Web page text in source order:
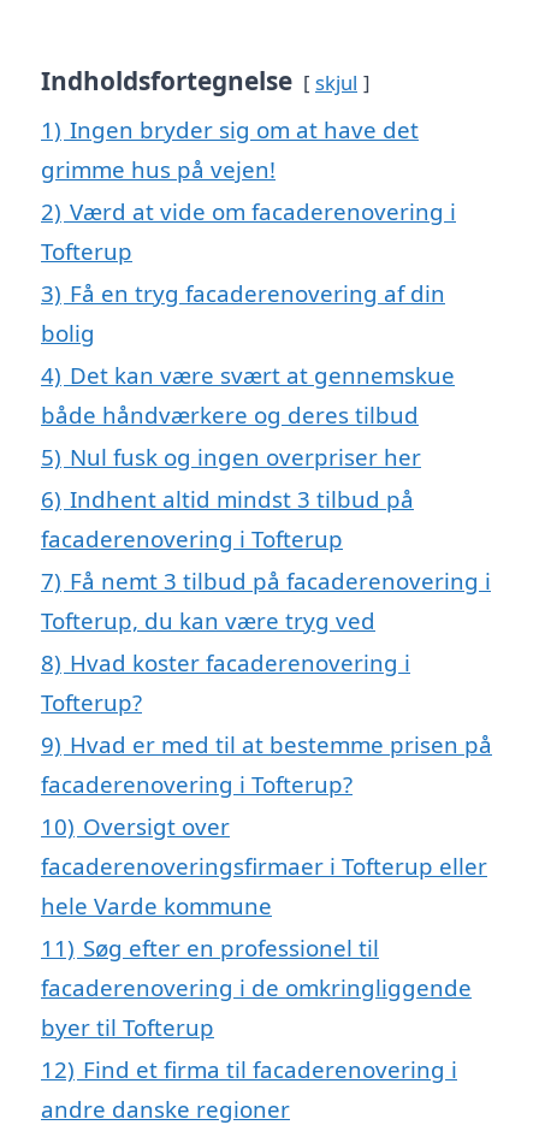
Indholdsfortegnelse skjul
1) Ingen bryder sig om at have det
grimme hus på vejen!
2) Værd at vide om facaderenovering i
Tofterup
3) Få en tryg facaderenovering af din
bolig
4) Det kan være svært at gennemskue
både håndværkere og deres tilbud
5) Nul fusk og ingen overpriser her
6) Indhent altid mindst 3 tilbud på
facaderenovering i Tofterup
7) Få nemt 3 tilbud på facaderenovering i
Tofterup, du kan være tryg ved
8) Hvad koster facaderenovering i
Tofterup?
9) Hvad er med til at bestemme prisen på
facaderenovering i Tofterup?
10) Oversigt over
facaderenoveringsfirmaer i Tofterup eller
hele Varde kommune
11) Søg efter en professionel til
facaderenovering i de omkringliggende
byer til Tofterup
12) Find et firma til facaderenovering i
andre danske regioner